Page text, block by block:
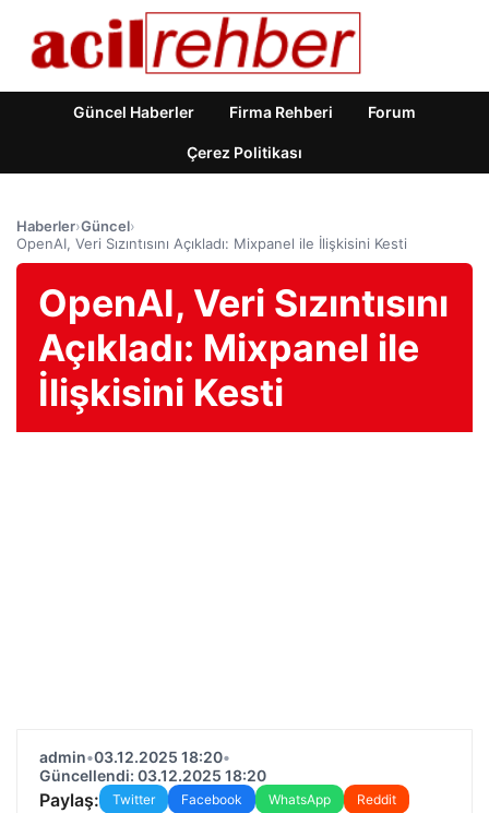
Güncel Haberler Firma Rehberi Forum
Çerez Politikası
Haberler›Güncel›
OpenAI, Veri Sızıntısını Açıkladı: Mixpanel ile İlişkisini Kesti
OpenAI, Veri Sızıntısını
Açıkladı: Mixpanel ile
İlişkisini Kesti
admin•03.12.2025 18:20•
Güncellendi: 03.12.2025 18:20
Paylaş: Twitter Facebook WhatsApp
Reddit